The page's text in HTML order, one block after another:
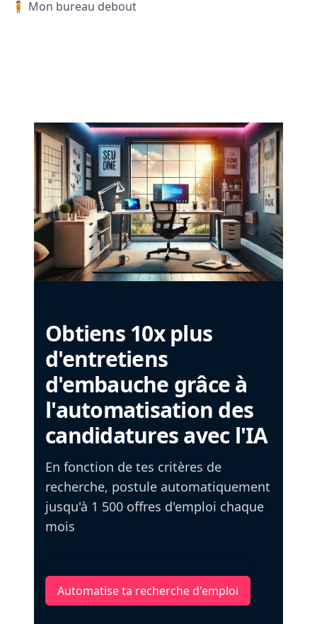
🧍 Mon bureau debout
Obtiens 10x plus
d'entretiens
d'embauche grâce à
l'automatisation des
candidatures avec l'IA
En fonction de tes critères de
recherche, postule automatiquement
jusqu'à 1 500 offres d'emploi chaque
mois
Automatise ta recherche d'emploi